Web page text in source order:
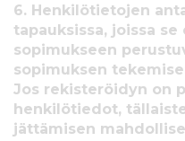
6. Henkilötietojen
tapauksissa, joissa
sopimukseen
sopimuksen
Jos rekisteröidyn on
henkilötiedot,
jättämisen